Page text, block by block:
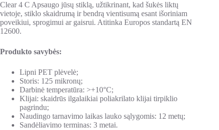
Clear 4 C Apsaugo jūsų stiklą, užtikrinant, kad šukės liktų
vietoje, stiklo skaidrumą ir bendrą vientisumą esant išoriniam
poveikiui, sprogimui ar gaisrui. Atitinka Europos standartą EN
12600.
Produkto savybės:
Lipni PET plėvelė;
Storis: 125 mikronų;
Darbinė temperatūra: >+10°C;
Klijai: skaidrūs ilgalaikiai poliakrilato klijai tirpiklio
pagrindu;
Naudingo tarnavimo laikas lauko sąlygomis: 12 metų;
Sandėliavimo terminas: 3 metai.